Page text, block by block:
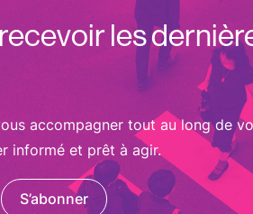
les
accompagner tout au long de
informé et prêt à agir.
S’abonner